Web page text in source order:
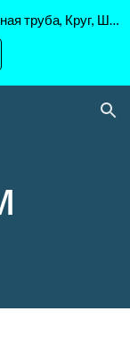
Skip to navigation
Металл в Ташкенте в Телеграмм ( Профильная труба, Круг, Шестигранник Ст45, 40Х, )